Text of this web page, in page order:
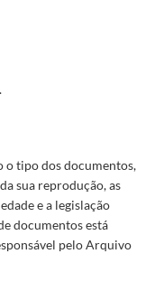
o tipo dos documentos,
sua reprodução, as
e a legislação
documentos está
pelo Arquivo